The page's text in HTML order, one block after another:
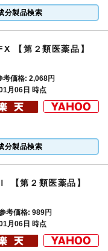
分製品検索
分製品検索
【第２類医薬品】
考価格: 2,068円
月06日 時点
【第２類医薬品】
考価格: 989円
月06日 時点